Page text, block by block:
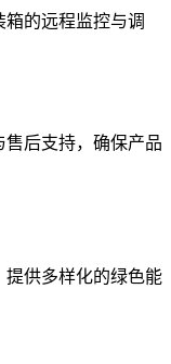
的远程监控与调
后支持，确保产品
提供多样化的绿色能